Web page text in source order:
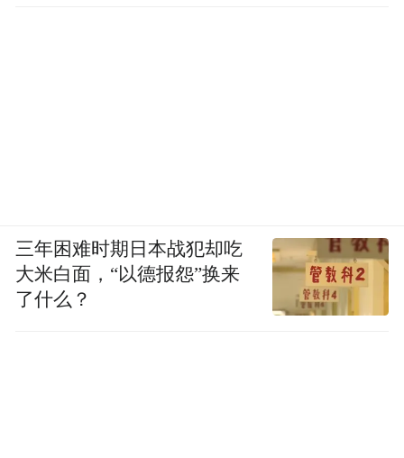
三年困难时期日本战犯却吃
大米白面，“以德报怨”换来
了什么？